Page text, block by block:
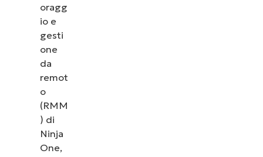
oragg
io e
gesti
one
da
remot
o
(RMM
) di
Ninja
One,